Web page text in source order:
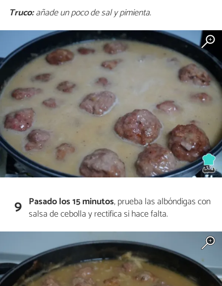
Truco:añade un poco de sal y pimienta.
9 Pasado los 15 minutos, prueba las albóndigas con
salsa de cebolla y rectifica si hace falta.